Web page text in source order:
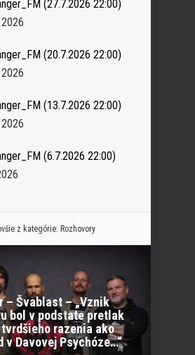
(27.7.2026 22:00)
(20.7.2026 22:00)
(13.7.2026 22:00)
(6.7.2026 22:00)
z kategórie: Rozhovory
– Švablast – „Vznik
bol v podstate pretlak
razenia ako
v Davovej Psychóze…“